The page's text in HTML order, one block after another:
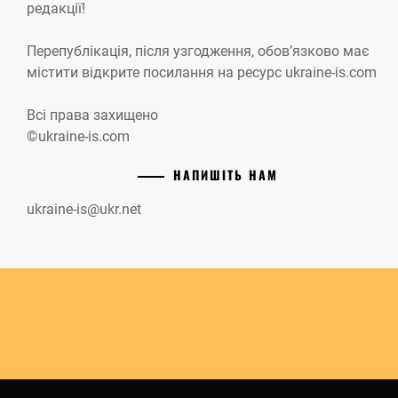
редакції!
Перепублікація, після узгодження, обов’язково має
містити відкрите посилання на ресурс ukraine-is.com
Всі права захищено
©ukraine-is.com
НАПИШІТЬ НАМ
ukraine-is@ukr.net